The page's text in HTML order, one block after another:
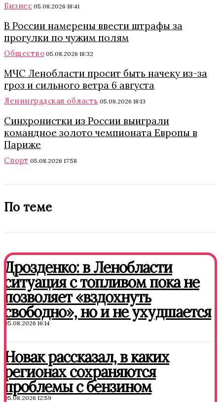
Бизнес 05.08.2026 18:41
В России намерены ввести штрафы за
прогулки по чужим полям
Общество 05.08.2026 18:32
МЧС Ленобласти просит быть начеку из-за
гроз и сильного ветра 6 августа
Ленинградская область 05.08.2026 18:13
Синхронистки из России выиграли
командное золото чемпионата Европы в
Париже
Спорт 05.08.2026 17:58
По теме
Дрозденко: в Ленобласти
ситуация с топливом пока не
позволяет «вздохнуть
свободно», но и не ухудшается
05.08.2026 16:14
Новак рассказал, в каких
регионах сохраняются
проблемы с бензином
05.08.2026 12:59